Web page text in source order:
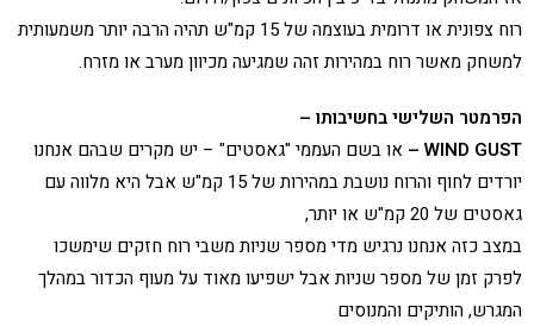
רוח צפונית או דרומית בעוצמה של 15 קמ"ש תהיה הרבה יותר משמעותית
למשחק מאשר רוח במהירות זהה שמגיעה מכיוון מערב או מזרח.
הפרמטר השלישי בחשיבותו –
WIND GUST –
או בשם העממי "גאסטים" – יש מקרים שבהם אנחנו
יורדים לחוף והרוח נושבת במהירות של 15 קמ"ש אבל היא מלווה עם
גאסטים של 20 קמ"ש או יותר,
במצב כזה אנחנו נרגיש מדי מספר שניות משבי רוח חזקים שימשכו
לפרק זמן של מספר שניות אבל ישפיעו מאוד על מעוף הכדור במהלך
המגרש, הותיקים והמנוסים